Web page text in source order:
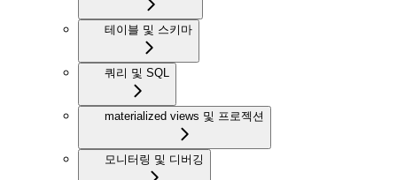
테이블 및 스키마
쿼리 및 SQL
materialized views 및 프로젝션
모니터링 및 디버깅